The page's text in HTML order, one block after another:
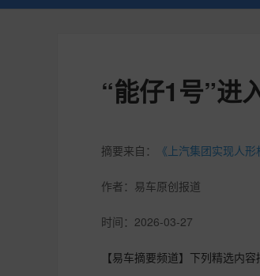
“能仔1号”进
摘要来自： 《上汽集团实现人
作者： 易车原创报道
时间： 2026-03-27
【易车摘要频道】下列精选内